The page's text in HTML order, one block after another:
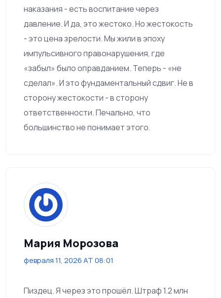
наказания - есть воспитание через
давление. И да, это жестоко. Но жестокость
- это цена зрелости. Мы жили в эпоху
импульсивного правонарушения, где
«забыл» было оправданием. Теперь - «не
сделал». И это фундаментальный сдвиг. Не в
сторону жестокости - в сторону
ответственности. Печально, что
большинство не понимает этого.
Мария Морозова
февраля 11, 2026 AT 08:01
Пиздец. Я через это прошёл. Штраф 1.2 млн